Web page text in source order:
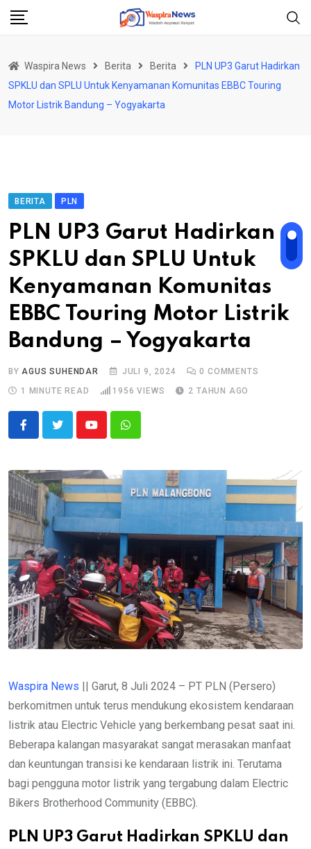
Skip
Waspira News Berita Berita
PLN UP3 Garut Hadirkan
SPKLU dan SPLU Untuk Kenyamanan Komunitas EBBC Touring
Motor Listrik Bandung – Yogyakarta
BERITA PLN
PLN UP3 Garut Hadirkan
SPKLU dan SPLU Untuk
Kenyamanan Komunitas
EBBC Touring Motor Listrik
Bandung – Yogyakarta
BYAGUS SUHENDAR JULI 9, 2024 0 COMMENTS
1 MINUTE READ
1956 VIEWS 2 TAHUN AGO
YoutubeWhatsapp
Waspira News || Garut, 8 Juli 2024 – PT PLN (Persero)
berkomitmen untuk terus mendukung ekosistem kendaraan
listrik atau Electric Vehicle yang berkembang pesat saat ini.
Beberapa kalangan masyarakat sangat merasakan manfaat
dan keuntungan transisi ke kendaraan listrik ini. Terutama
bagi pengguna motor listrik yang tergabung dalam Electric
Bikers Brotherhood Community (EBBC).
PLN UP3 Garut Hadirkan SPKLU dan